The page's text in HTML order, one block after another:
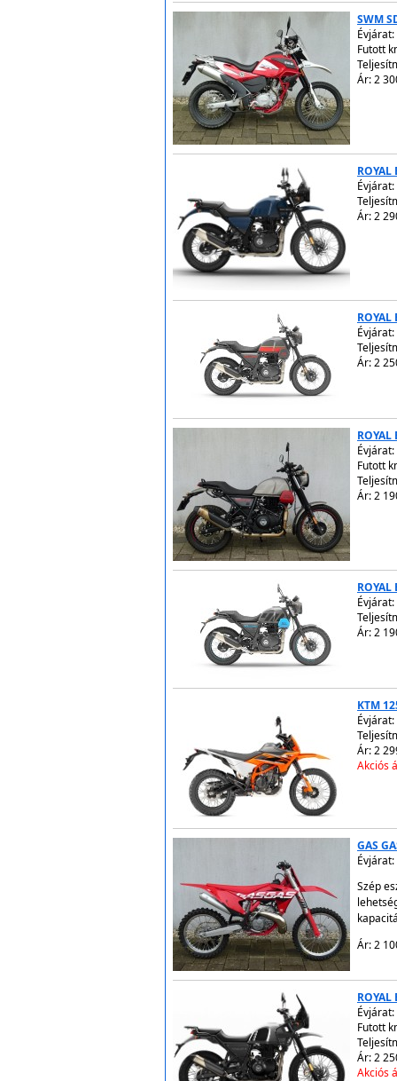
SWM
Évjárat:
Futott
Ár: 2
Évjárat:
Ár: 2
ROYAL
Évjárat:
Ár: 2
ROYAL
Évjárat:
Futott
Ár: 2
ROYAL
Évjárat:
Ár: 2
KTM
Évjárat:
Ár: 2
Akciós
GAS
Évjárat:
Szép
Ár: 2
Évjárat:
Futott
Ár: 2
Akciós